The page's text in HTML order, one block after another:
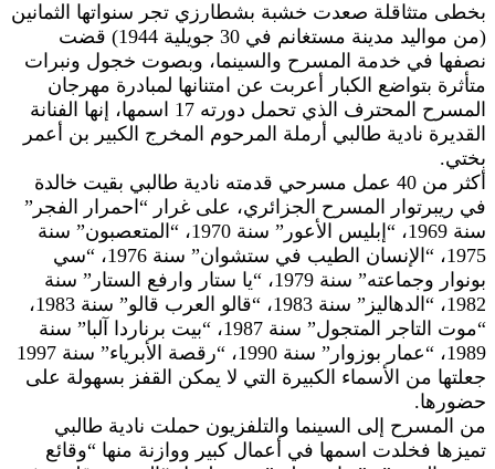
بخطى متثاقلة صعدت خشبة بشطارزي تجر سنواتها الثمانين
(من مواليد مدينة مستغانم في 30 جويلية 1944) قضت
نصفها في خدمة المسرح والسينما، وبصوت خجول ونبرات
متأثرة بتواضع الكبار أعربت عن امتنانها لمبادرة مهرجان
المسرح المحترف الذي تحمل دورته 17 اسمها، إنها الفنانة
القديرة نادية طالبي أرملة المرحوم المخرج الكبير بن أعمر
بختي.
أكثر من 40 عمل مسرحي قدمته نادية طالبي بقيت خالدة
في ريبرتوار المسرح الجزائري، على غرار “احمرار الفجر”
سنة 1969، “إبليس الأعور” سنة 1970، “المتعصبون” سنة
1975، “الإنسان الطيب في ستشوان” سنة 1976، “سي
بونوار وجماعته” سنة 1979، “يا ستار وارفع الستار” سنة
1982، “الدهاليز” سنة 1983، “قالو العرب قالو” سنة 1983،
“موت التاجر المتجول” سنة 1987، “بيت برناردا آلبا” سنة
1989، “عمار بوزوار” سنة 1990، “رقصة الأبرياء” سنة 1997
جعلتها من الأسماء الكبيرة التي لا يمكن القفز بسهولة على
حضورها.
من المسرح إلى السينما والتلفزيون حملت نادية طالبي
تميزها فخلدت اسمها في أعمال كبير ووازنة منها “وقائع